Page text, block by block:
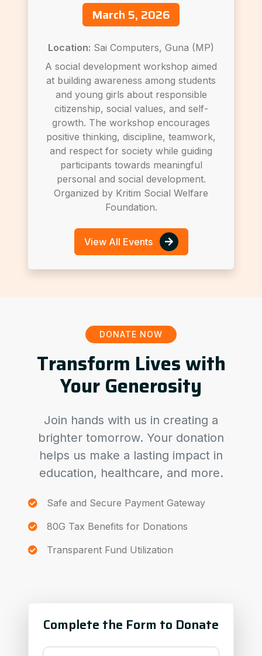
March 5, 2026
Location: Sai Computers, Guna (MP)
A social development workshop aimed
at building awareness among students
and young girls about responsible
citizenship, social values, and self-
growth. The workshop encourages
positive thinking, discipline, teamwork,
and respect for society while guiding
participants towards meaningful
personal and social development.
Organized by Kritim Social Welfare
Foundation.
View All Events
DONATE NOW
Transform Lives with
Your Generosity
Join hands with us in creating a
brighter tomorrow. Your donation
helps us make a lasting impact in
education, healthcare, and more.
Safe and Secure Payment Gateway
80G Tax Benefits for Donations
Transparent Fund Utilization
Complete the Form to Donate